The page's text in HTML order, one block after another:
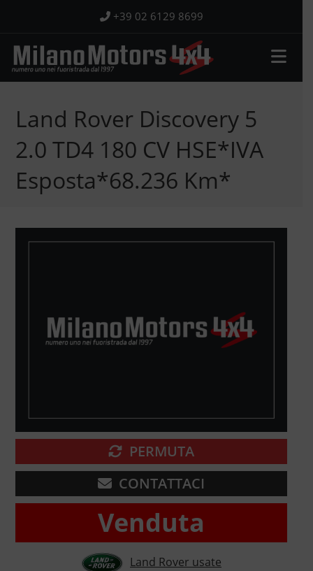
contenuto
+39 02 6129 8699
Land Rover Discovery 5
2.0 TD4 180 CV HSE*IVA
Esposta*68.236 Km*
PERMUTA
CONTATTACI
Venduta
Land Rover usate